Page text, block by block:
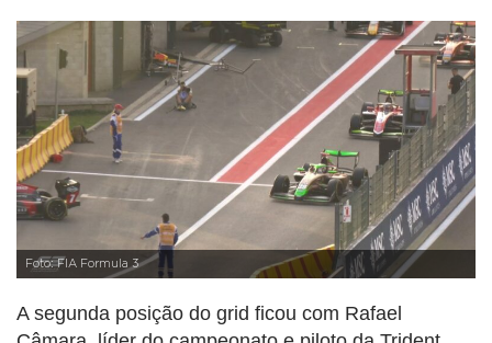
Foto: FIA Formula 3
A segunda posição do grid ficou com Rafael